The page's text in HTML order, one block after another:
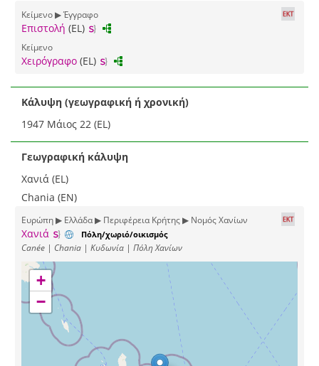
Κείμενο ▶ Έγγραφο
Επιστολή (EL)
Κείμενο
Χειρόγραφο (EL)
Κάλυψη (γεωγραφική ή χρονική)
1947 Μάιος 22 (EL)
Γεωγραφική κάλυψη
Χανιά (EL)
Chania (EN)
Ευρώπη ▶ Ελλάδα ▶ Περιφέρεια Κρήτης ▶ Νομός Χανίων
Χανιά Πόλη/χωριό/οικισμός
Canée | Chania | Κυδωνία | Πόλη Χανίων
+
−